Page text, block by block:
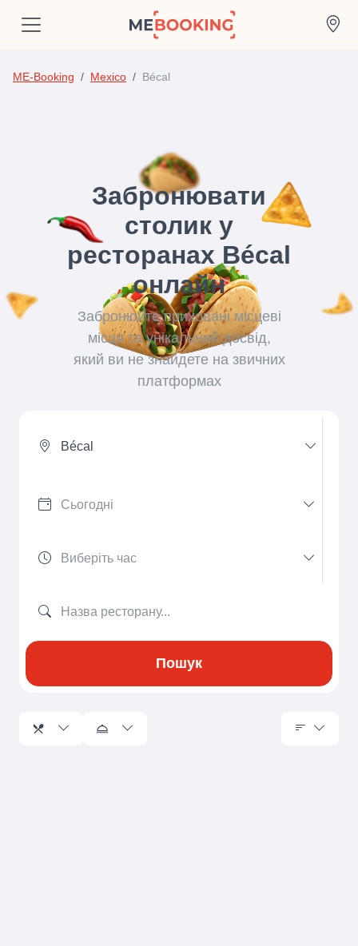
ME-Booking Mexico Bécal
Забронювати
столик у
ресторанах Bécal
онлайн
Забронюйте приховані місцеві
місця та унікальний досвід,
який ви не знайдете на звичних
платформах
Bécal
Пошук